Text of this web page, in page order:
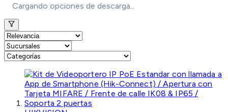
Cargando opciones de descarga...